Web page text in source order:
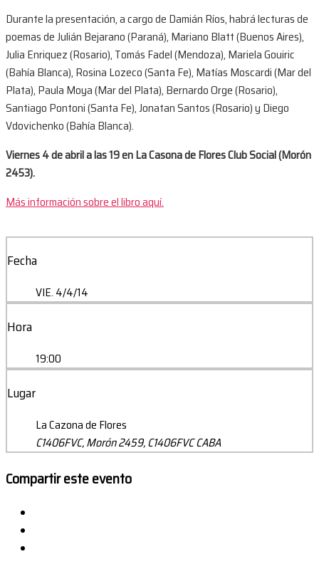
Durante la presentación, a cargo de Damián Ríos, habrá lecturas de
poemas de Julián Bejarano (Paraná), Mariano Blatt (Buenos Aires),
Julia Enriquez (Rosario), Tomás Fadel (Mendoza), Mariela Gouiric
(Bahía Blanca), Rosina Lozeco (Santa Fe), Matías Moscardi (Mar del
Plata), Paula Moya (Mar del Plata), Bernardo Orge (Rosario),
Santiago Pontoni (Santa Fe), Jonatan Santos (Rosario) y Diego
Vdovichenko (Bahía Blanca).
Viernes 4 de abril a las 19 en La Casona de Flores Club Social (Morón
2453).
Más información sobre el libro aquí.
Fecha
VIE. 4/4/14
Hora
19:00
Lugar
La Cazona de Flores
C1406FVC, Morón 2459, C1406FVC CABA
Compartir este evento